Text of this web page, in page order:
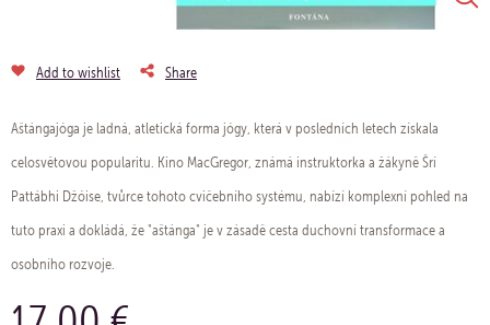
Add to wishlist Share
Aštángajóga je ladná, atletická forma jógy, která v posledních letech získala
celosvětovou popularitu. Kino MacGregor, známá instruktorka a žákyně Šrí
Pattábhi Džóise, tvůrce tohoto cvičebního systému, nabízí komplexní pohled na
tuto praxi a dokládá, že "aštánga" je v zásadě cesta duchovní transformace a
osobního rozvoje.